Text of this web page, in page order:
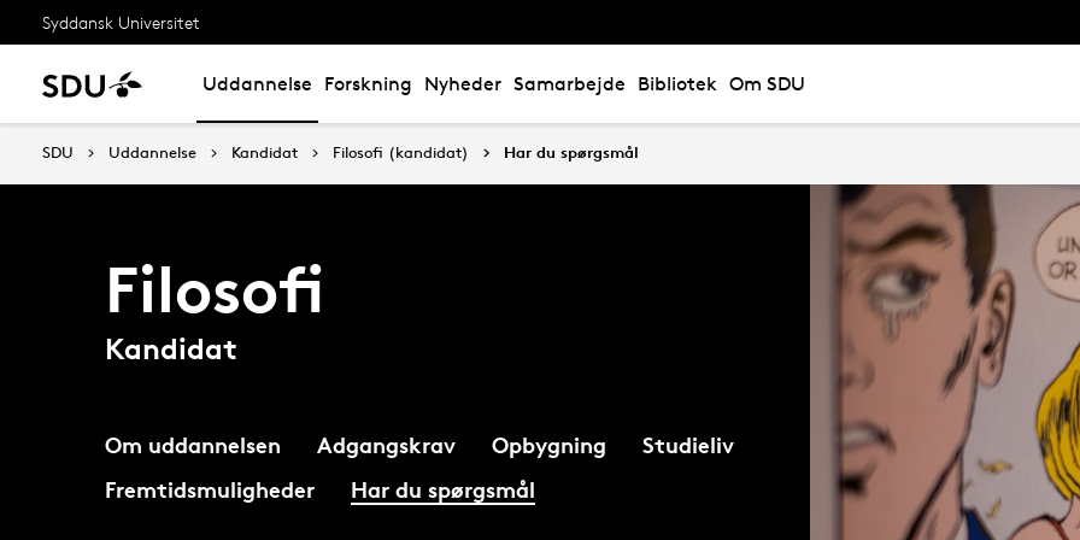
Syddansk Universitet
Uddannelse Forskning Nyheder Samarbejde Bibliotek Om SDU
SDU Uddannelse Kandidat Filosofi (kandidat) Har du spørgsmål
Filosofi
Kandidat
Om uddannelsen Adgangskrav Opbygning
Studieliv
Fremtidsmuligheder
Har du spørgsmål